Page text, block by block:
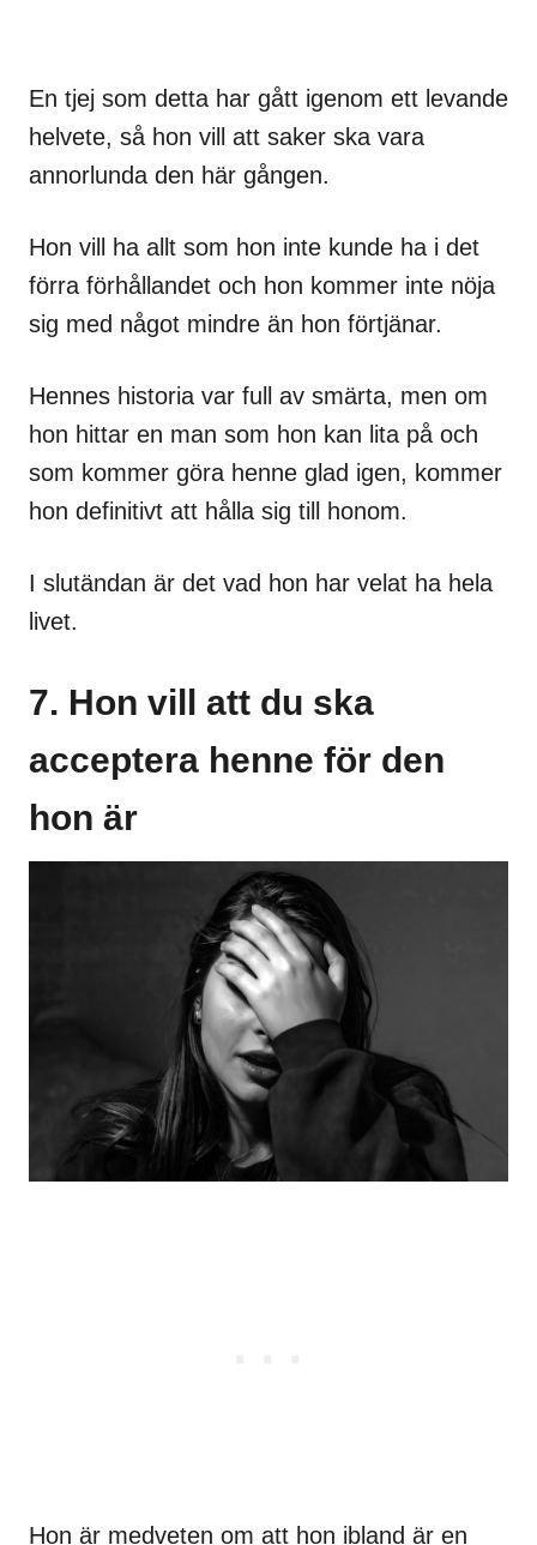
En tjej som detta har gått igenom ett levande
helvete, så hon vill att saker ska vara
annorlunda den här gången.
Hon vill ha allt som hon inte kunde ha i det
förra förhållandet och hon kommer inte nöja
sig med något mindre än hon förtjänar.
Hennes historia var full av smärta, men om
hon hittar en man som hon kan lita på och
som kommer göra henne glad igen, kommer
hon definitivt att hålla sig till honom.
I slutändan är det vad hon har velat ha hela
livet.
7. Hon vill att du ska
acceptera henne för den
hon är
Hon är medveten om att hon ibland är en